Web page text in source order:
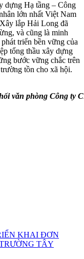
dựng Hạ tầng – Công
lớn nhất Việt Nam
lắp Hải Long đã
và cũng là minh
triển bền vững của
tổng thầu xây dựng
bước vững chắc trên
tồn cho xã hội.
văn phòng Công ty